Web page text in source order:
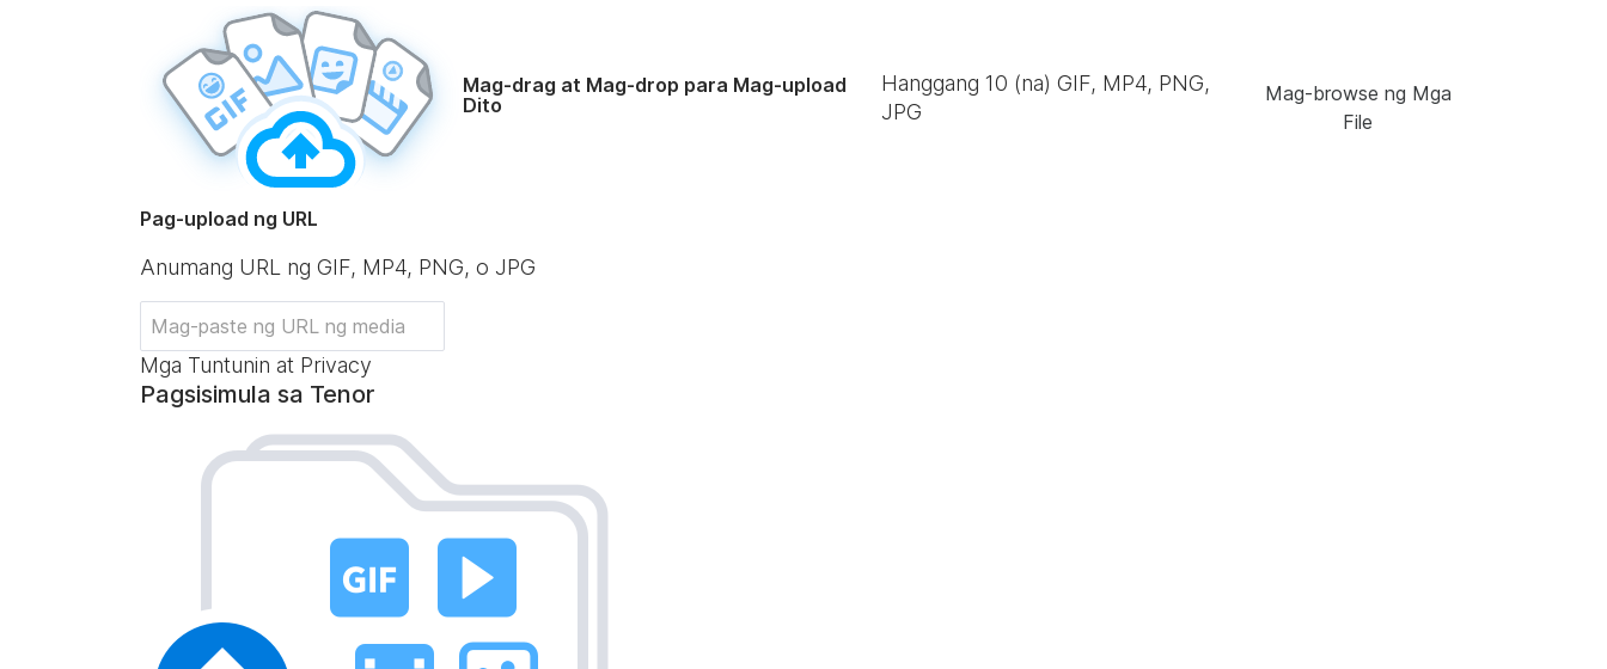
Mag-drag at Mag-drop para Mag-upload
Dito
Hanggang10 (na) GIF, MP4, PNG,
JPG
Mag-browse ng Mga
File
Pag-upload ng URL
Anumang URL ng GIF, MP4, PNG, o JPG
Mga Tuntunin at Privacy
Pagsisimula sa Tenor